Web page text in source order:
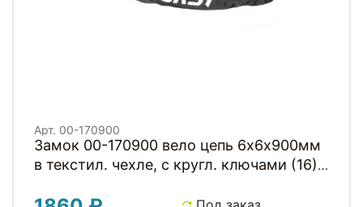
Арт. 00-170900
Замок 00-170900 вело цепь 6х6х900мм
в текстил. чехле, с кругл. ключами (16)